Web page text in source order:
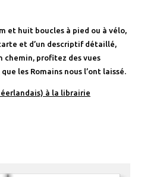
et huit boucles à pied ou à vélo,
et d’un descriptif détaillé,
chemin, profitez des vues
les Romains nous l’ont laissé.
à la librairie